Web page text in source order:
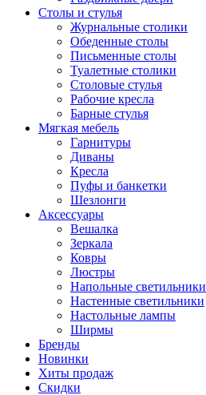
Столы и стулья
Журнальные столики
Обеденные столы
Письменные столы
Туалетные столики
Столовые стулья
Рабочие кресла
Барные стулья
Мягкая мебель
Гарнитуры
Диваны
Кресла
Пуфы и банкетки
Шезлонги
Аксессуары
Вешалка
Зеркала
Ковры
Люстры
Напольные светильники
Настенные светильники
Настольные лампы
Ширмы
Бренды
Новинки
Хиты продаж
Скидки